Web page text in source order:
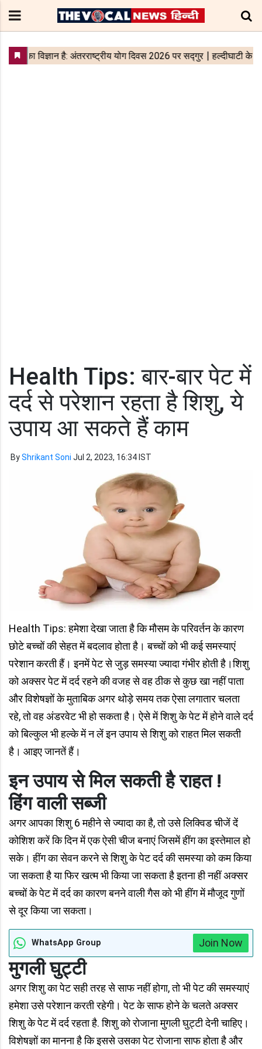
Health Tips: बार-बार पेट में
दर्द से परेशान रहता है शिशु, ये
उपाय आ सकते हैं काम
ByShrikant Soni Jul 2, 2023, 16:34 IST
Health Tips: हमेशा देखा जाता है कि मौसम के परिवर्तन के कारण
छोटे बच्चों की सेहत में बदलाव होता है। बच्चों को भी कई समस्याएं
परेशान करती हैं। इनमें पेट से जुड़ समस्या ज्यादा गंभीर होती है।शिशु
को अक्सर पेट में दर्द रहने की वजह से वह ठीक से कुछ खा नहीं पाता
और विशेषज्ञों के मुताबिक अगर थोड़े समय तक ऐसा लगातार चलता
रहे, तो वह अंडरवेट भी हो सकता है। ऐसे में शिशु के पेट में होने वाले दर्द
को बिल्कुल भी हल्के में न लें इन उपाय से शिशु को राहत मिल सकती
है। आइए जानतें हैं।
इन उपाय से मिल सकती है राहत !
हिंग वाली सब्जी
अगर आपका शिशु 6 महीने से ज्यादा का है, तो उसे लिक्विड चीजें दें
कोशिश करें कि दिन में एक ऐसी चीज बनाएं जिसमें हींग का इस्तेमाल हो
सके। हींग का सेवन करने से शिशु के पेट दर्द की समस्या को कम किया
जा सकता है या फिर खत्म भी किया जा सकता है इतना ही नहीं अक्सर
बच्चों के पेट में दर्द का कारण बनने वाली गैस को भी हींग में मौजूद गुणों
से दूर किया जा सकता।
WhatsApp Group Join Now
मुगली घुट्टी
अगर शिशु का पेट सही तरह से साफ नहीं होगा, तो भी पेट की समस्याएं
हमेशा उसे परेशान करती रहेगी। पेट के साफ होने के चलते अक्सर
शिशु के पेट में दर्द रहता है. शिशु को रोजाना मुगली घुट्टी देनी चाहिए।
विशेषज्ञों का मानना है कि इससे उसका पेट रोजाना साफ होता है और